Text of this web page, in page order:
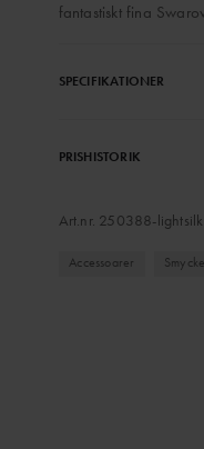
fantastiskt fina
SPECIFIKATIONER
PRISHISTORIK
Art.nr. 250388-lightsilk
Accessoarer